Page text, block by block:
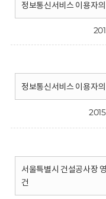
정보통신서비스 이용자
정보통신서비스 이용자
서울특별시 건설공사장
건